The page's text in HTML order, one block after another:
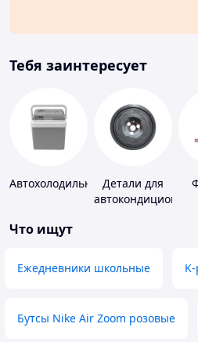
Тебя заинтересует
АвтохолодильникиДетали для
Что ищут
Ежедневники школьные
Бутсы Nike Air Zoom розовые